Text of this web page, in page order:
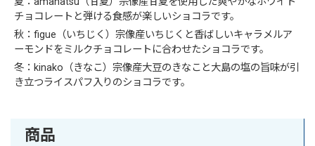
チョコレートと弾ける食感が楽しいショコラです。
秋：figue（いちじく）宗像産いちじくと香ばしいキャラメルア
ーモンドをミルクチョコレートに合わせたショコラです。
冬：kinako（きなこ）宗像産大豆のきなこと大島の塩の旨味が引
き立つライスパフ入りのショコラです。
商品